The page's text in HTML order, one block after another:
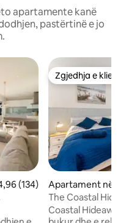
apartamente kanë
pastërtinë e jo
mesatar 4,96 nga 5,
(134)
Zgjedhja e
Zgjedhja e
Apartament në
e
The Coastal
qytet dhe plazh!
Coastal